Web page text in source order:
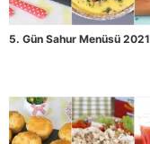
5. Gün Sahur Menüsü 2021